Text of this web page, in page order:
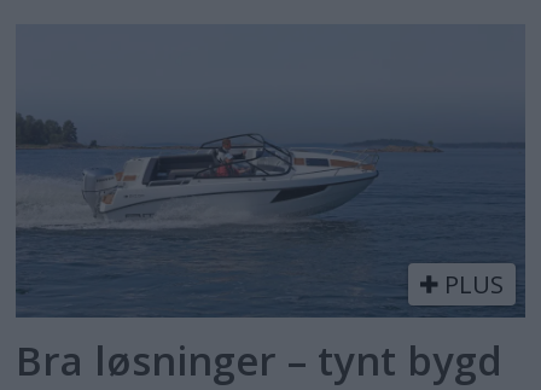
PLUS
Bra løsninger – tynt bygd